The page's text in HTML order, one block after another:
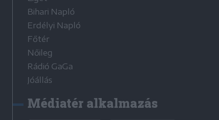
Bihari Napló
Erdélyi Napló
Főtér
Nőileg
Rádió GaGa
Jóállás
Médiatér alkalmazás